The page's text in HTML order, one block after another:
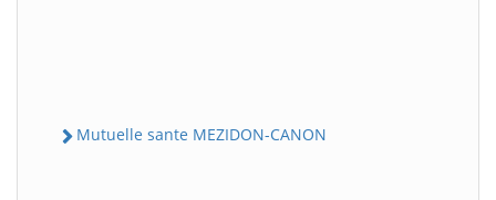
Mutuelle sante MEZIDON-CANON